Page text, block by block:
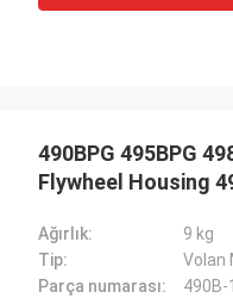
490BPG 495BPG
Flywheel Housing
Ağırlık:
9 kg
Tip:
Volan
Parça numarası:
490B-